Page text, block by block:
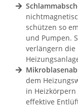
schützen so
und Pumpen.
verlängern die
dem
in
effektive